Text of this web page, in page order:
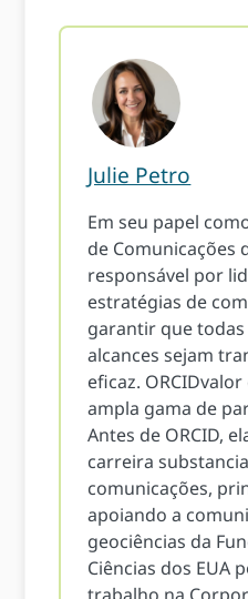
Julie Petro
Em seu papel
de Comunicações
responsável por
estratégias de
garantir que todas
alcances sejam
eficaz.
ampla gama de
Antes de ORCID,
carreira
comunicações,
apoiando a
geociências da
Ciências dos EUA